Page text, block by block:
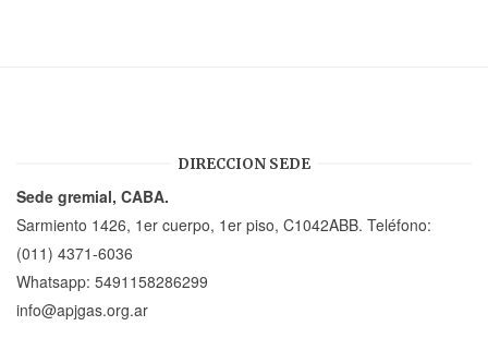
DIRECCION SEDE
Sede gremial, CABA.
Sarmiento 1426, 1er cuerpo, 1er piso, C1042ABB. Teléfono:
(011) 4371-6036
Whatsapp: 5491158286299
info@apjgas.org.ar